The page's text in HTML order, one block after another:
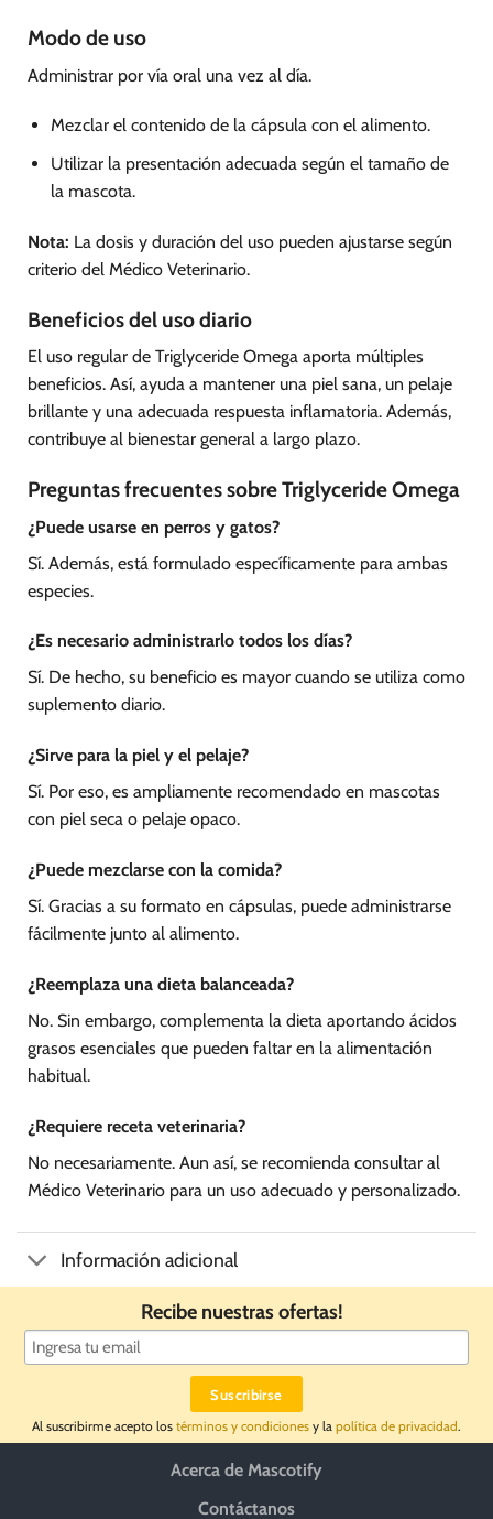
Modo de uso
Administrar por vía oral una vez al día.
Mezclar el contenido de la cápsula con el alimento.
Utilizar la presentación adecuada según el tamaño de
la mascota.
Nota: La dosis y duración del uso pueden ajustarse según
criterio del Médico Veterinario.
Beneficios del uso diario
El uso regular de Triglyceride Omega aporta múltiples
beneficios. Así, ayuda a mantener una piel sana, un pelaje
brillante y una adecuada respuesta inflamatoria. Además,
contribuye al bienestar general a largo plazo.
Preguntas frecuentes sobre Triglyceride Omega
¿Puede usarse en perros y gatos?
Sí. Además, está formulado específicamente para ambas
especies.
¿Es necesario administrarlo todos los días?
Sí. De hecho, su beneficio es mayor cuando se utiliza como
suplemento diario.
¿Sirve para la piel y el pelaje?
Sí. Por eso, es ampliamente recomendado en mascotas
con piel seca o pelaje opaco.
¿Puede mezclarse con la comida?
Sí. Gracias a su formato en cápsulas, puede administrarse
fácilmente junto al alimento.
¿Reemplaza una dieta balanceada?
No. Sin embargo, complementa la dieta aportando ácidos
grasos esenciales que pueden faltar en la alimentación
habitual.
¿Requiere receta veterinaria?
No necesariamente. Aun así, se recomienda consultar al
Médico Veterinario para un uso adecuado y personalizado.
Información adicional
Recibe nuestras ofertas!
Al suscribirme acepto los términos y condiciones y la política de privacidad.
Acerca de Mascotify
Contáctanos